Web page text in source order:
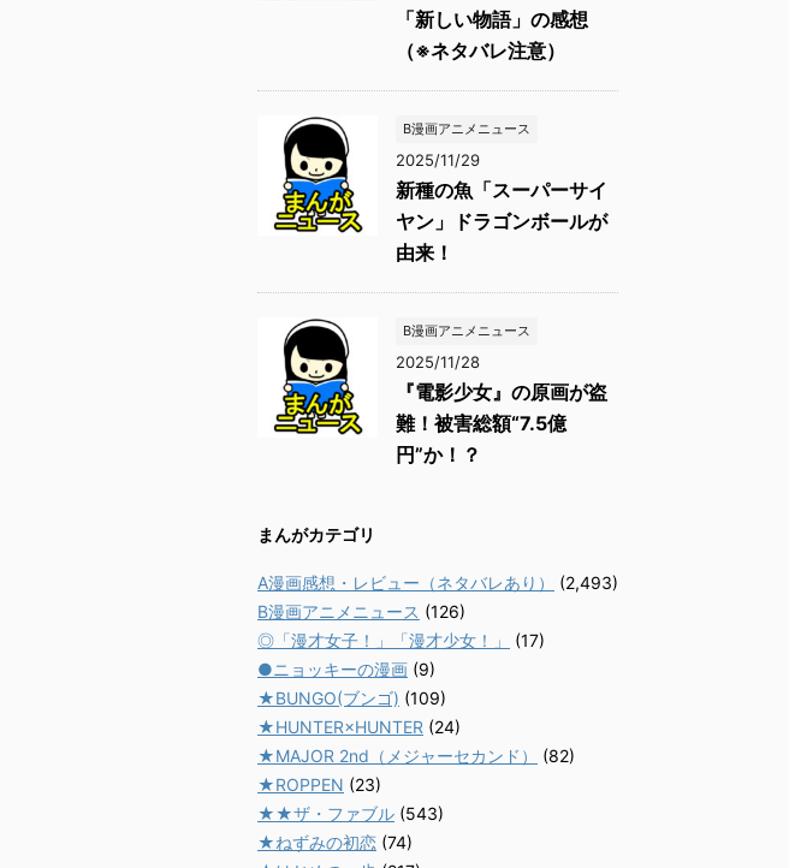
「新しい物語」の感想
（※ネタバレ注意）
B漫画アニメニュース
2025/11/29
新種の魚「スーパーサイ
ヤン」ドラゴンボールが
由来！
B漫画アニメニュース
2025/11/28
『電影少女』の原画が盗
難！被害総額“7.5億
円”か！？
まんがカテゴリ
A漫画感想・レビュー（ネタバレあり）
(2,493)
B漫画アニメニュース (126)
◎「漫才女子！」「漫才少女！」
(17)
●ニョッキーの漫画 (9)
★BUNGO(ブンゴ) (109)
★HUNTER×HUNTER (24)
★MAJOR 2nd（メジャーセカンド）
(82)
★ROPPEN (23)
★★ザ・ファブル (543)
★ねずみの初恋 (74)